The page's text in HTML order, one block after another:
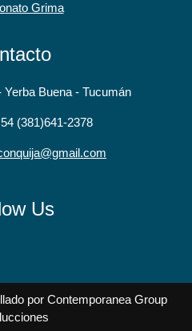
Grima
Yerba Buena - Tucumán
(381)641-2378
Us
por Contemporanea Group